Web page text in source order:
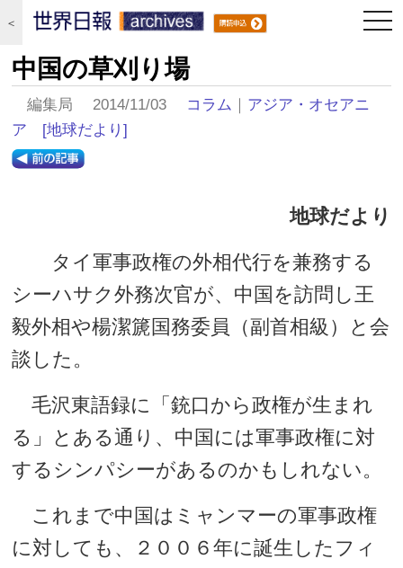
＜
中国の草刈り場
編集局 2014/11/03 コラム ｜ アジア・オセアニ
ア
[地球だより]
地球だより
タイ軍事政権の外相代行を兼務する
シーハサク外務次官が、中国を訪問し王
毅外相や楊潔篪国務委員（副首相級）と会
談した。
毛沢東語録に「銃口から政権が生まれ
る」とある通り、中国には軍事政権に対
するシンパシーがあるのかもしれない。
これまで中国はミャンマーの軍事政権
に対しても、２００６年に誕生したフィ